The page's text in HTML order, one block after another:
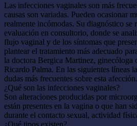
Las infecciones vaginales son más
causas son variadas. Pueden ocasionar
realmente incómodas. Su diagnóstico se
evaluación en consultorio, donde se
flujo vaginal y de los síntomas que
plantear el tratamiento más adecuado
la doctora Bergica Martinez, ginecóloga
Ricardo Palma. En las siguientes líneas
dudas más frecuentes sobre esta afección.
¿Qué son las infecciones vaginales?
Son alteraciones producidas por
están presentes en la vagina o que han
durante el contacto sexual, actividad
¿Qué tipos existen?